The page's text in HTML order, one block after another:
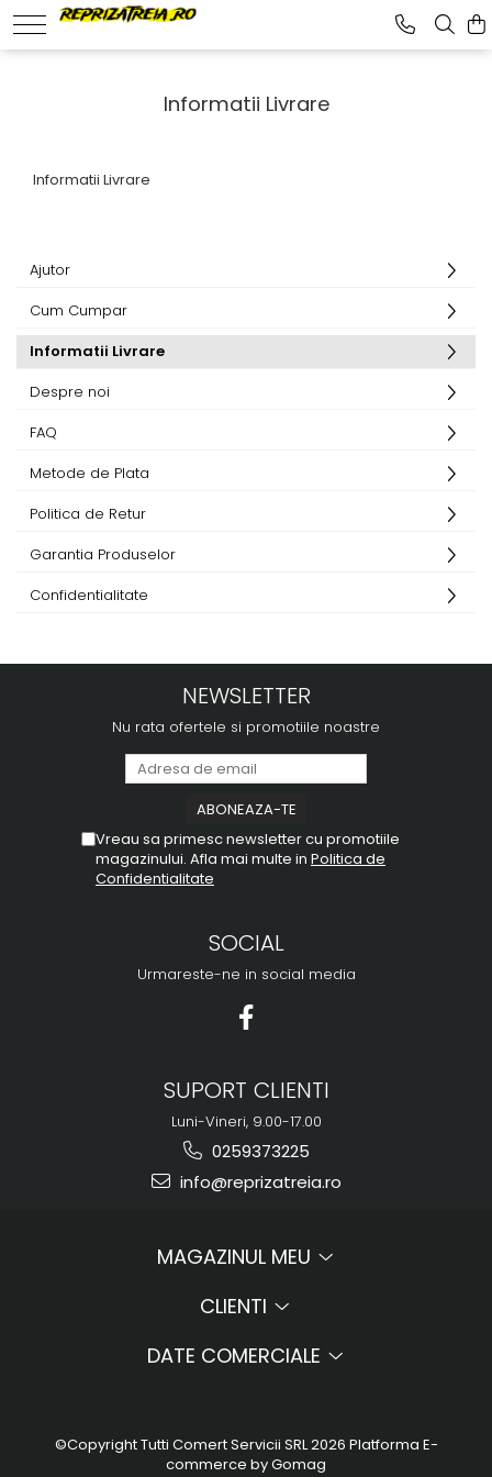
Slapi si papuci sport dama
Pantofi sport barbati
Mingi tenis cu piciorulInformatii Livrare
Informatii Livrare
Ajutor
Cum Cumpar
Informatii Livrare
Despre noi
FAQ
Metode de Plata
Politica de Retur
Garantia Produselor
Confidentialitate
NEWSLETTER
Nu rata ofertele si promotiile noastre
Vreau sa primesc newsletter cu promotiile
magazinului. Afla mai multe in Politica de
Confidentialitate
SOCIAL
Urmareste-ne in social media
SUPORT CLIENTI
Luni-Vineri, 9.00-17.00
0259373225
info@reprizatreia.ro
MAGAZINUL MEU
CLIENTI
DATE COMERCIALE
©Copyright Tutti Comert Servicii SRL 2026 Platforma E-
commerce by Gomag